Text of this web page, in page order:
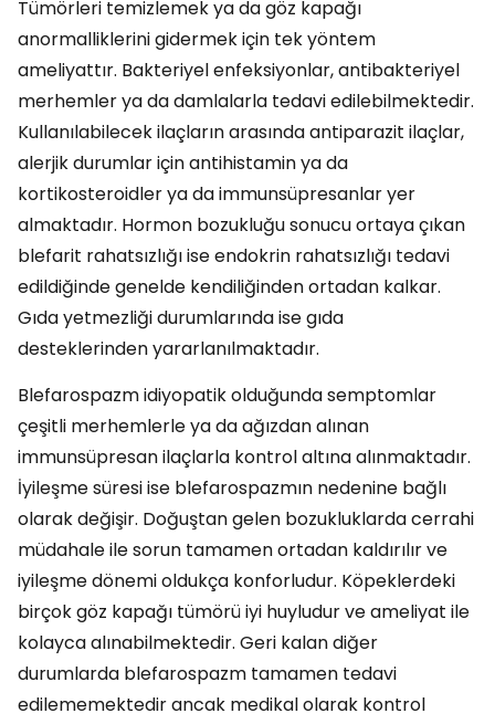
Tümörleri temizlemek ya da göz kapağı
anormalliklerini gidermek için tek yöntem
ameliyattır. Bakteriyel enfeksiyonlar, antibakteriyel
merhemler ya da damlalarla tedavi edilebilmektedir.
Kullanılabilecek ilaçların arasında antiparazit ilaçlar,
alerjik durumlar için antihistamin ya da
kortikosteroidler ya da immunsüpresanlar yer
almaktadır. Hormon bozukluğu sonucu ortaya çıkan
blefarit rahatsızlığı ise endokrin rahatsızlığı tedavi
edildiğinde genelde kendiliğinden ortadan kalkar.
Gıda yetmezliği durumlarında ise gıda
desteklerinden yararlanılmaktadır.
Blefarospazm idiyopatik olduğunda semptomlar
çeşitli merhemlerle ya da ağızdan alınan
immunsüpresan ilaçlarla kontrol altına alınmaktadır.
İyileşme süresi ise blefarospazmın nedenine bağlı
olarak değişir. Doğuştan gelen bozukluklarda cerrahi
müdahale ile sorun tamamen ortadan kaldırılır ve
iyileşme dönemi oldukça konforludur. Köpeklerdeki
birçok göz kapağı tümörü iyi huyludur ve ameliyat ile
kolayca alınabilmektedir. Geri kalan diğer
durumlarda blefarospazm tamamen tedavi
edilememektedir ancak medikal olarak kontrol